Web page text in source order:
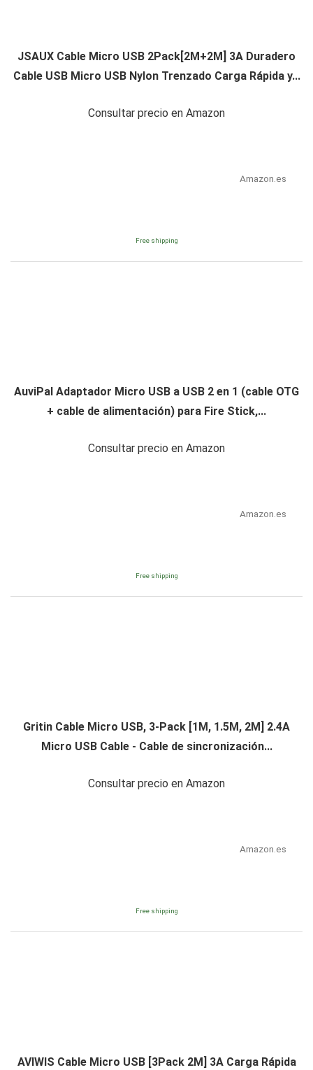
JSAUX Cable Micro USB 2Pack[2M+2M] 3A Duradero
Cable USB Micro USB Nylon Trenzado Carga Rápida y...
Consultar precio en Amazon
Amazon.es
Free shipping
AuviPal Adaptador Micro USB a USB 2 en 1 (cable OTG
+ cable de alimentación) para Fire Stick,...
Consultar precio en Amazon
Amazon.es
Free shipping
Gritin Cable Micro USB, 3-Pack [1M, 1.5M, 2M] 2.4A
Micro USB Cable - Cable de sincronización...
Consultar precio en Amazon
Amazon.es
Free shipping
AVIWIS Cable Micro USB [3Pack 2M] 3A Carga Rápida